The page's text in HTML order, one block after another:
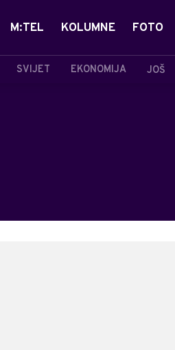
SVIJET EKONOMIJA JOŠ
M:TEL KOLUMNE FOTO